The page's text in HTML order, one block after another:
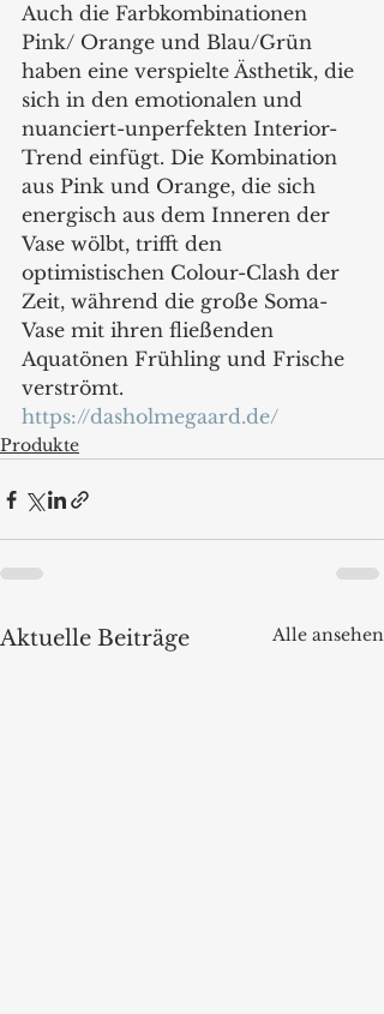
Auch die Farbkombinationen
Pink/ Orange und Blau/Grün
haben eine verspielte Ästhetik, die
sich in den emotionalen und
nuanciert-unperfekten Interior-
Trend einfügt. Die Kombination
aus Pink und Orange, die sich
energisch aus dem Inneren der
Vase wölbt, trifft den
optimistischen Colour-Clash der
Zeit, während die große Soma-
Vase mit ihren fließenden
Aquatönen Frühling und Frische
verströmt.
https://dasholmegaard.de/
Produkte
Aktuelle Beiträge Alle ansehen